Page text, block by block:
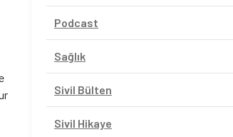
Podcast
Sağlık
Sivil Bülten
Sivil Hikaye